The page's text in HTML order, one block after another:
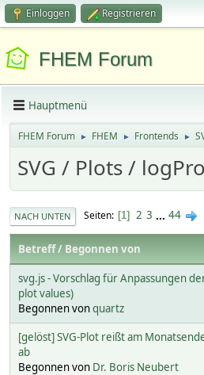
Einloggen Registrieren
FHEM Forum
Hauptmenü
FHEM Forum ► FHEM ► Frontends ►
SVG / Plots /
NACH UNTEN Seiten 1 2 3 ... 44
Betreff/ Begonnen von
svg.js - Vorschlag für Anpassungen
plot values)
Begonnen vonquartz
[gelöst] SVG-Plot reißt am
ab
Begonnen von Dr. Boris Neubert